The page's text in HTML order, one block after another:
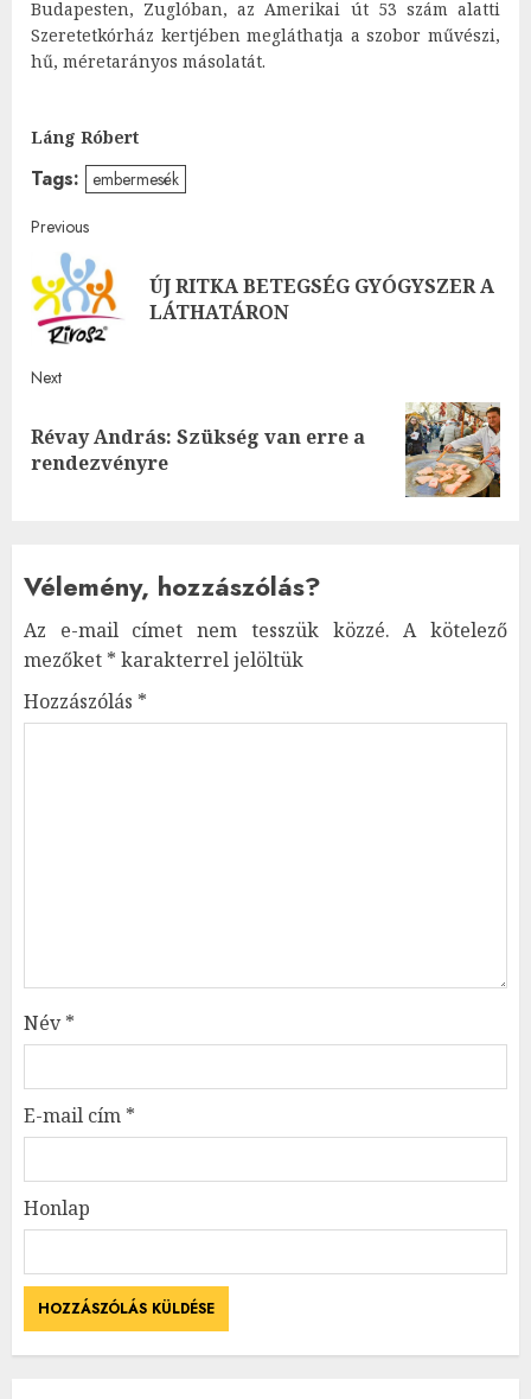
Budapesten, Zuglóban, az Amerikai út 53 szám alatti
Szeretetkórház kertjében megláthatja a szobor művészi,
hű, méretarányos másolatát.
Láng Róbert
Tags: embermesék
Post
navigation
Previous
ÚJ RITKA BETEGSÉG GYÓGYSZER A
LÁTHATÁRON
Next
Next
post:
Révay András: Szükség van erre a
rendezvényre
Vélemény, hozzászólás?
Az e-mail címet nem tesszük közzé. A kötelező
mezőket * karakterrel jelöltük
Hozzászólás *
Név*
E-mail cím *
Honlap